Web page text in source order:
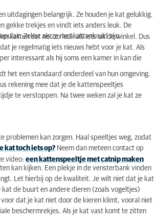
uitdagingen belangrijk. Ze houden je kat gelukkig.
gekke trekjes en vindt iets anders leuk. De
Zeker als ze met kattenkruid zijn.
katten dat net zo leuk als iets uit de winkel. Dus
je regelmatig iets nieuws hebt voor je kat. Als
interessant als hij soms een kamer in kan die
het een standaard onderdeel van hun omgeving.
rekening mee dat je de kattenspeeltjes
te verstoppen. Na twee weken zal je kat ze
problemen kan zorgen. Haal speeltjes weg, zodat
kat toch iets op? Neem dan meteen contact op
video: een kattenspeeltje met catnip maken
kan kijken. Een plekje in de vensterbank vinden
Let hierbij op de kwaliteit. Je wilt niet dat je kat
de buurt en andere dieren (zoals vogeltjes)
dat je kat niet door de kieren klimt, vooral niet
beschermrekjes. Als je kat vast komt te zitten